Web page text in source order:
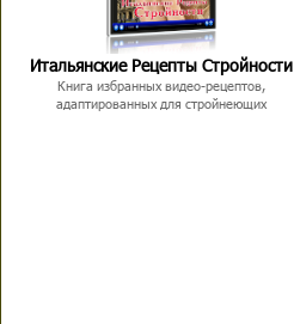
Итальянские Рецепты Стройности
Книга избранных видео-рецептов,
адаптированных для стройнеющих